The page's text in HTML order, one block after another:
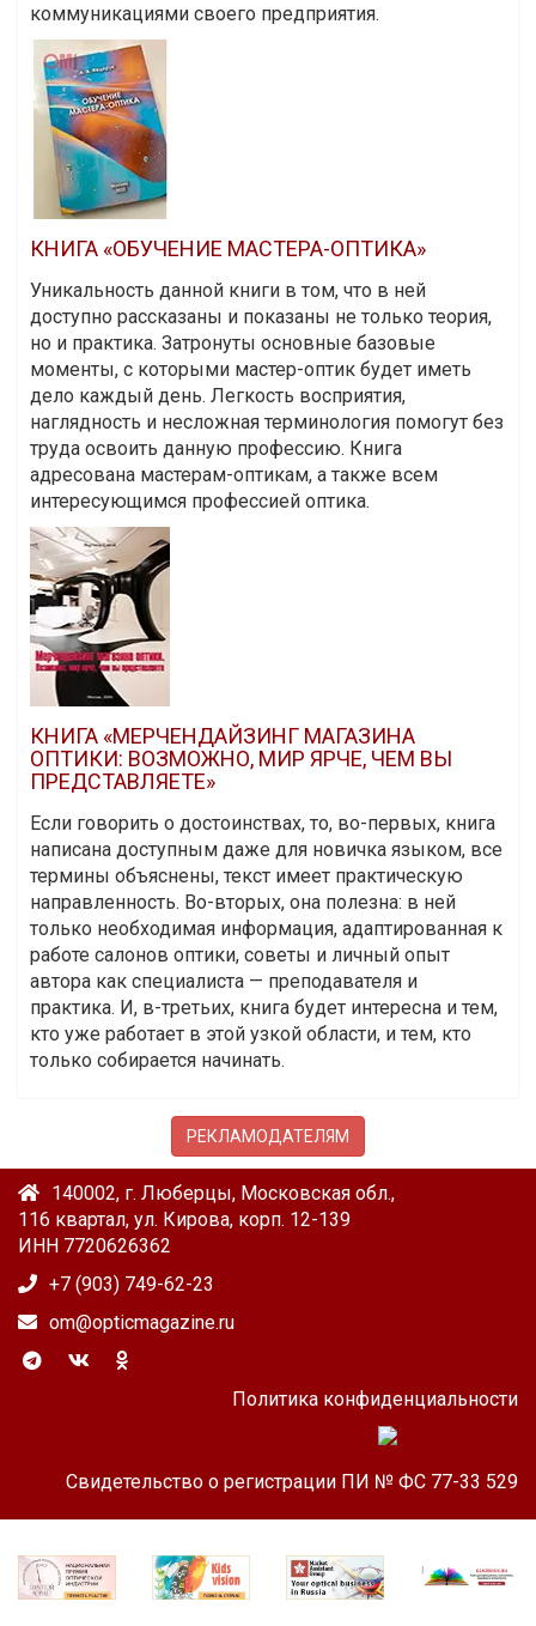
коммуникациями своего предприятия.
КНИГА «ОБУЧЕНИЕ МАСТЕРА-ОПТИКА»
Уникальность данной книги в том, что в ней
доступно рассказаны и показаны не только теория,
но и практика. Затронуты основные базовые
моменты, с которыми мастер-оптик будет иметь
дело каждый день. Легкость восприятия,
наглядность и несложная терминология помогут без
труда освоить данную профессию. Книга
адресована мастерам-оптикам, а также всем
интересующимся профессией оптика.
КНИГА «МЕРЧЕНДАЙЗИНГ МАГАЗИНА
ОПТИКИ: ВОЗМОЖНО, МИР ЯРЧЕ, ЧЕМ ВЫ
ПРЕДСТАВЛЯЕТЕ»
Если говорить о достоинствах, то, во-первых, книга
написана доступным даже для новичка языком, все
термины объяснены, текст имеет практическую
направленность. Во-вторых, она полезна: в ней
только необходимая информация, адаптированная к
работе салонов оптики, советы и личный опыт
автора как специалиста — преподавателя и
практика. И, в-третьих, книга будет интересна и тем,
кто уже работает в этой узкой области, и тем, кто
только собирается начинать.
РЕКЛАМОДАТЕЛЯМ
140002, г. Люберцы, Московская обл.,
116 квартал, ул. Кирова, корп. 12-139
ИНН 7720626362
+7 (903) 749-62-23
om@opticmagazine.ru
Политика конфиденциальности
Свидетельство о регистрации ПИ № ФС 77-33 529